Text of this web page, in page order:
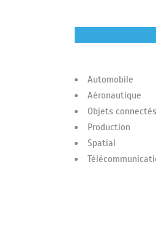
Automobile
Aéronautique
Objets connectés
Production
Spatial